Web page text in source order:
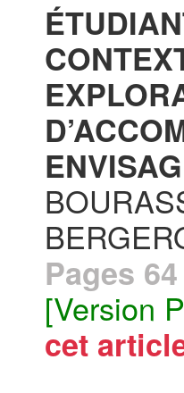
Pages
[Version
cet